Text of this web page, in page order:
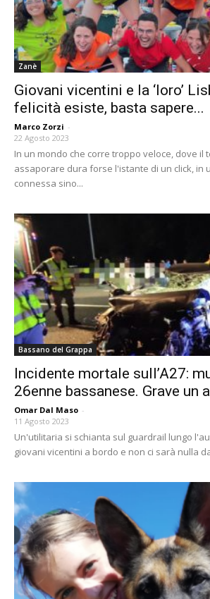
Zanè
Giovani vicentini e la ‘loro’
felicità esiste, basta sapere...
Marco Zorzi -
22 Agosto 2023
In un mondo che corre troppo veloce, dove il
assaporare dura forse l'istante di un click, in
connessa sino...
Bassano del Grappa
Incidente mortale sull’A27:
26enne bassanese. Grave un
Omar Dal Maso -
11 Agosto 2023
Un'utilitaria si schianta sul guardrail lungo
giovani vicentini a bordo e non ci sarà nulla